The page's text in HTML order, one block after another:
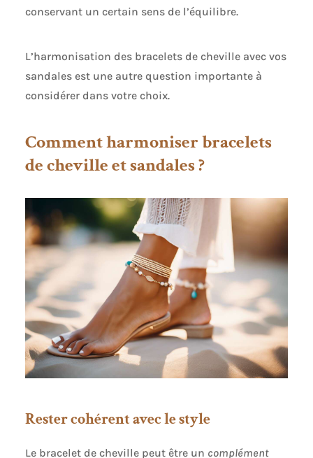
entraînements, le port quotidien et le suivi du
conservant un certain sens de l’équilibre.
L’harmonisation des bracelets de cheville avec vos
sandales est une autre question importante à
considérer dans votre choix.
Comment harmoniser bracelets
de cheville et sandales ?
Rester cohérent avec le style
Le bracelet de cheville peut être un complément